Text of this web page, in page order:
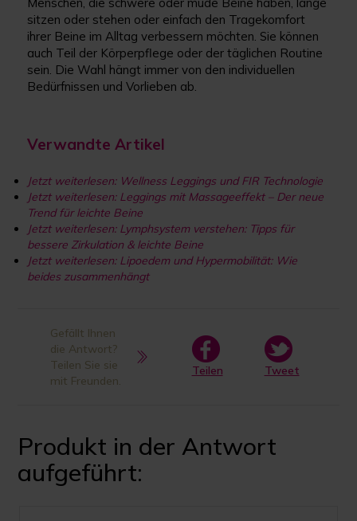
sitzen oder stehen oder einfach den Tragekomfort
ihrer Beine im Alltag verbessern möchten. Sie können
auch Teil der Körperpflege oder der täglichen Routine
sein. Die Wahl hängt immer von den individuellen
Bedürfnissen und Vorlieben ab.
Verwandte Artikel
Jetzt weiterlesen: Wellness Leggings und FIR Technologie
Jetzt weiterlesen: Leggings mit Massageeffekt – Der neue
Trend für leichte Beine
Jetzt weiterlesen: Lymphsystem verstehen: Tipps für
bessere Zirkulation & leichte Beine
Jetzt weiterlesen: Lipoedem und Hypermobilität: Wie
beides zusammenhängt
Gefällt Ihnen
die Antwort?
Teilen Sie sie
mit Freunden.
Teilen Tweet
Produkt in der Antwort
aufgeführt: